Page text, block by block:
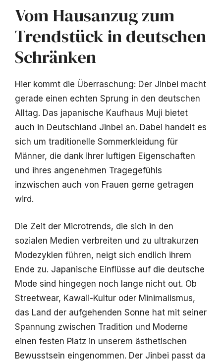
Vom Hausanzug zum
Trendstück in deutschen
Schränken
Hier kommt die Überraschung: Der Jinbei macht
gerade einen echten Sprung in den deutschen
Alltag. Das japanische Kaufhaus Muji bietet
auch in Deutschland Jinbei an. Dabei handelt es
sich um traditionelle Sommerkleidung für
Männer, die dank ihrer luftigen Eigenschaften
und ihres angenehmen Tragegefühls
inzwischen auch von Frauen gerne getragen
wird.
Die Zeit der Microtrends, die sich in den
sozialen Medien verbreiten und zu ultrakurzen
Modezyklen führen, neigt sich endlich ihrem
Ende zu. Japanische Einflüsse auf die deutsche
Mode sind hingegen noch lange nicht out. Ob
Streetwear, Kawaii-Kultur oder Minimalismus,
das Land der aufgehenden Sonne hat mit seiner
Spannung zwischen Tradition und Moderne
einen festen Platz in unserem ästhetischen
Bewusstsein eingenommen. Der Jinbei passt da